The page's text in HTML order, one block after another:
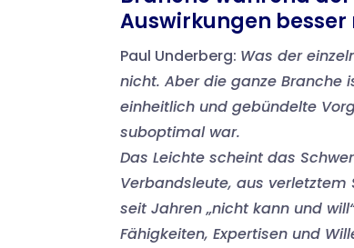
Auswirkungen
Paul Underberg: Was der
nicht. Aber die ganze Branche
einheitlich und gebündelte
suboptimal war.
Das Leichte scheint das
Verbandsleute, aus
seit Jahren „nicht kann und
Fähigkeiten, Expertisen und